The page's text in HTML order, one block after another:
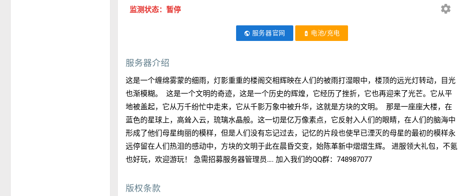
监测状态：暂停 settings
public 服务器官网 battery_charging_full 电池/充电
服务器介绍
这是一个缠绵雾蒙的细雨，灯影重重的楼阁交相辉映在人们的被雨打湿眼中，楼顶的远光灯转动，目光
也渐模糊。 这是一个文明的奇迹，这是一个历史的辉煌，它经历了挫折，它也再迎来了光芒。它从平
地被盖起，它从万千纷忙中走来，它从千影万象中被升华，这就是方块的文明。 那是一座座大楼，在
蓝色的星球上，高耸入云，琉璃水晶般。这一切是亿万像素点，它反射入人们的眼睛，在人们的脑海中
形成了他们母星绚丽的模样，但是人们没有忘记过去，记忆的片段也使早已湮灭的母星的最初的模样永
远停留在人们热泪的感动中，方块的文明于此在晨昏交变，始陈革新中熠熠生辉。 进服领大礼包，不氪
也好玩，欢迎游玩！ 急需招募服务器管理员…. 加入我们的QQ群：748987077
版权条款